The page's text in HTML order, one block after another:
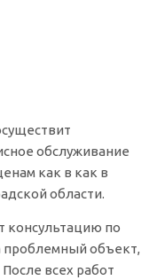
обслуживание
как в как в
области.
консультацию по
проблемный объект,
всех работ